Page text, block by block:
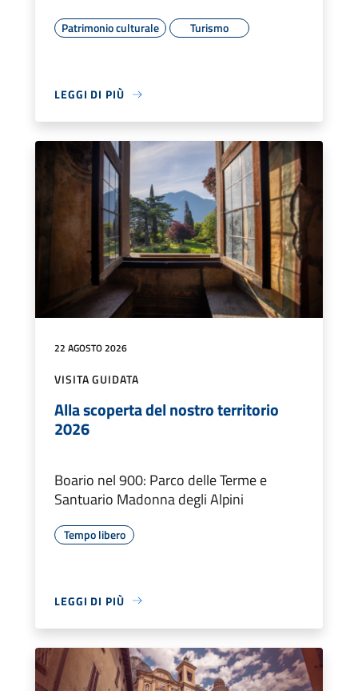
Patrimonio culturale Turismo
LEGGI DI PIÙ
22 AGOSTO 2026
VISITA GUIDATA
Alla scoperta del nostro territorio
2026
Boario nel 900: Parco delle Terme e
Santuario Madonna degli Alpini
Tempo libero
LEGGI DI PIÙ